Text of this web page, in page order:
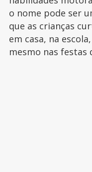
o nome pode ser
que as crianças
em casa, na
mesmo nas festas